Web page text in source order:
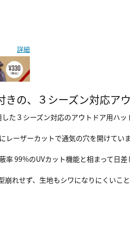
詳細
の、３シーズン対応ア
た３シーズン対応のアウトドア用ハッ
ーザーカットで通気の穴を開けていま
99%のUVカット機能と相まって日差
れせず、生地もシワになりにくいこ